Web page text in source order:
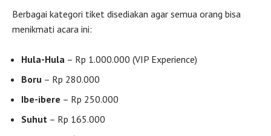
Berbagai kategori tiket disediakan agar semua orang bisa
menikmati acara ini:
Hula-Hula – Rp 1.000.000 (VIP Experience)
Boru – Rp 280.000
Ibe-ibere – Rp 250.000
Suhut – Rp 165.000